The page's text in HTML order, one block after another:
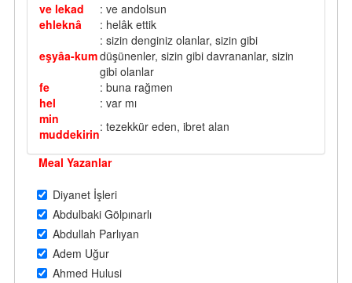
ve lekad
: ve andolsun
ehleknâ
: helâk ettik
eşyâa-kum
: sizin denginiz olanlar, sizin gibi
düşünenler, sizin gibi davrananlar, sizin
gibi olanlar
fe
: buna rağmen
hel
: var mı
min
muddekirin: tezekkür eden, ibret alan
Meal Yazanlar
Diyanet İşleri
Abdulbaki Gölpınarlı
Abdullah Parlıyan
Adem Uğur
Ahmed Hulusi